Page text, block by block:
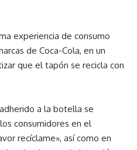
experiencia de consumo
de Coca-Cola, en un
que el tapón se recicla con
a la botella se
consumidores en el
recíclame», así como en